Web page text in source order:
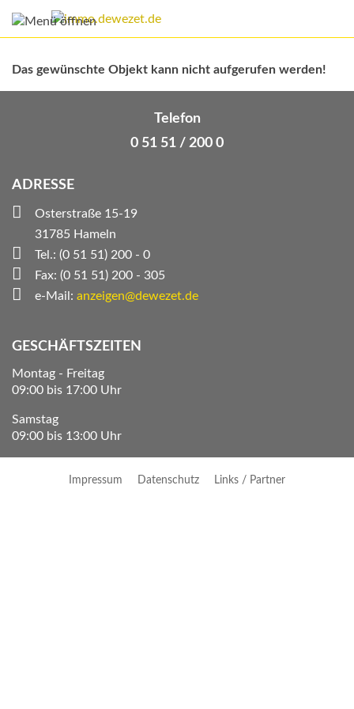
Das gewünschte Objekt kann nicht aufgerufen werden!
Telefon
0 51 51 / 200 0
ADRESSE
Osterstraße 15-19
31785 Hameln
Tel.: (0 51 51) 200 - 0
Fax: (0 51 51) 200 - 305
e-Mail: anzeigen@dewezet.de
GESCHÄFTSZEITEN
Montag - Freitag
09:00 bis 17:00 Uhr
Samstag
09:00 bis 13:00 Uhr
Impressum Datenschutz Links / Partner